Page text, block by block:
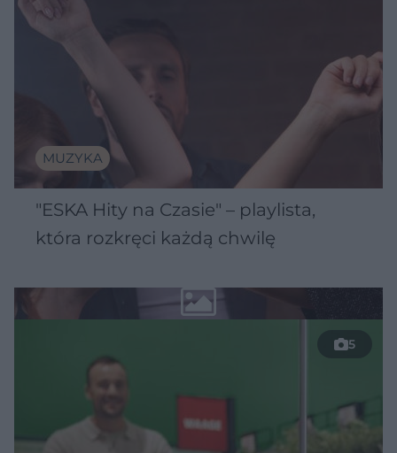
MUZYKA
"ESKA Hity na Czasie" – playlista,
która rozkręci każdą chwilę
5